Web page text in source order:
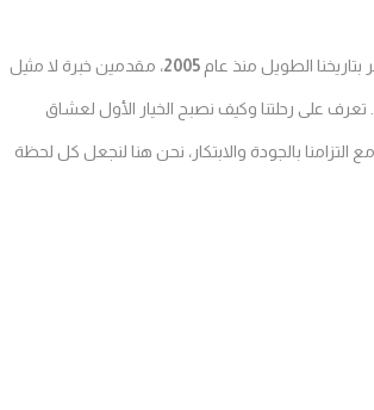
بتاريخنا الطويل منذ عام 2005، مقدمين خبرة لا مثيل
على رحلتنا وكيف نصبح الخيار الأول لعشاق
بالجودة والابتكار، نحن هنا لنجعل كل لحظة